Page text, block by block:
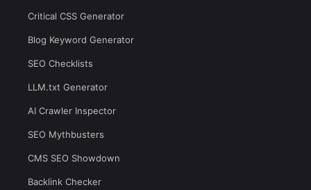
Critical CSS Generator
Blog Keyword Generator
SEO Checklists
LLM.txt Generator
AI Crawler Inspector
SEO Mythbusters
CMS SEO Showdown
Backlink Checker